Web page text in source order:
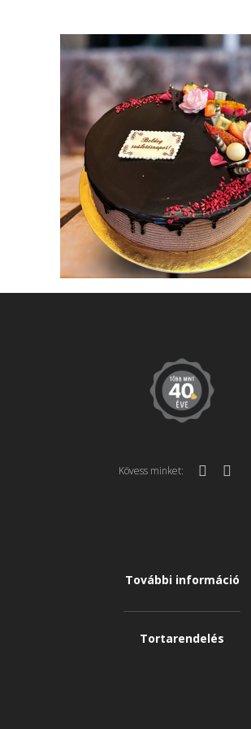
Kövess minket:
További információ
Tortarendelés